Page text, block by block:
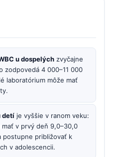
u dospelých zvyčajne
zodpovedá 4 000–11 000
laboratórium môže mať
detí je vyššie v ranom veku:
v prvý deň 9,0–30,0
postupne približovať k
v adolescencii.